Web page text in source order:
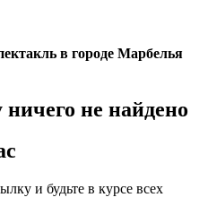
в городе Марбелья
не найдено
и будьте в курсе всех